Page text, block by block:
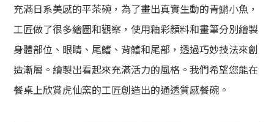
充滿日系美感的平茶碗，為了畫出真實生動的青鱂小魚，
工匠做了很多繪圖和觀察，使用釉彩顏料和畫筆分別繪製
身體部位、眼睛、尾鰭、背鰭和尾部，透過巧妙技法來創
造漸層。繪製出看起來充滿活力的風格。我們希望您能在
餐桌上欣賞虎仙窯的工匠創造出的通透質感餐碗。